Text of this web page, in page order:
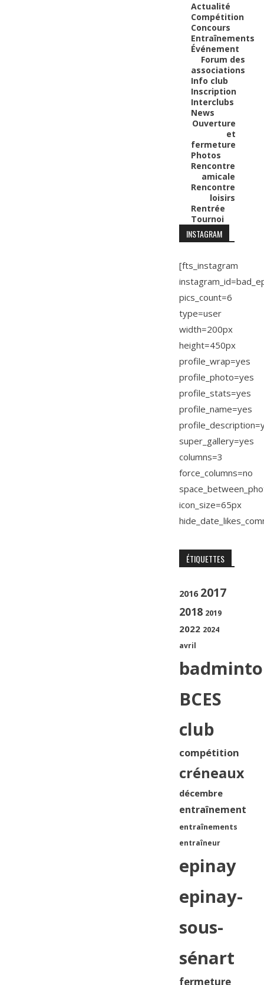
Actualité
Compétition
Concours
Entraînements
Événement
Forum des
associations
Info club
Inscription
Interclubs
News
Ouverture
et
fermeture
Photos
Rencontre
amicale
Rencontre
loisirs
Rentrée
Tournoi
INSTAGRAM
[fts_instagram
pics_count=6
type=user
width=200px
height=450px
profile_wrap=yes
profile_photo=yes
profile_stats=yes
profile_name=yes
super_gallery=yes
columns=3
force_columns=no
icon_size=65px
ÉTIQUETTES
2016 2017
2018 2019
2022 2024
avril
BCES
club
compétition
créneaux
décembre
entraînement
entraînements
entraîneur
epinay
epinay-
sous-
sénart
fermeture